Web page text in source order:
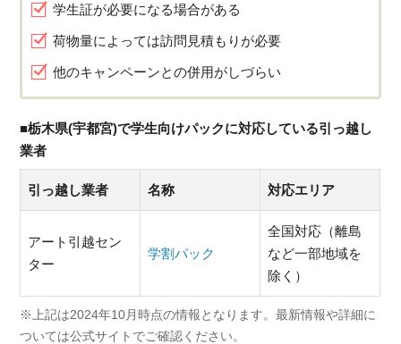
学生証が必要になる場合がある
荷物量によっては訪問見積もりが必要
他のキャンペーンとの併用がしづらい
■栃木県(宇都宮)で学生向けパックに対応している引っ越し
業者
引っ越し業者 名称 対応エリア
アート引越セン
ター
学割パック
全国対応（離島
など一部地域を
除く）
※上記は2024年10月時点の情報となります。最新情報や詳細に
ついては公式サイトでご確認ください。